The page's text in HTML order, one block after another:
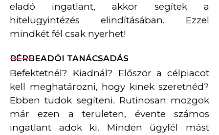
eladó ingatlant, akkor segítek a
hitelügyintézés elindításában. Ezzel
mindkét fél csak nyerhet!
BÉRBEADÓI TANÁCSADÁS
Befektetnél? Kiadnál? Először a célpiacot
kell meghatározni, hogy kinek szeretnéd?
Ebben tudok segíteni. Rutinosan mozgok
már ezen a területen, évente számos
ingatlant adok ki. Minden ügyfél mást